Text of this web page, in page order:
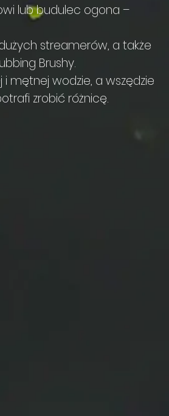
lub budulec ogona –
streamerów, a także
Brushy.
mętnej wodzie, a wszędzie
zrobić różnicę.